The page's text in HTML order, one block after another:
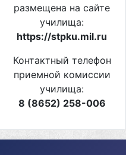
размещена на сайте
училища:
https://stpku.mil.ru
Контактный телефон
приемной комиссии
училища:
8 (8652) 258-006